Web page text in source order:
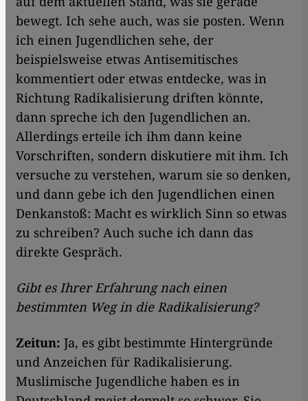
bewegt. Ich sehe auch, was sie posten. Wenn
ich einen Jugendlichen sehe, der
beispielsweise etwas Antisemitisches
kommentiert oder etwas entdecke, was in
Richtung Radikalisierung driften könnte,
dann spreche ich den Jugendlichen an.
Allerdings erteile ich ihm dann keine
Vorschriften, sondern diskutiere mit ihm. Ich
versuche zu verstehen, warum sie so denken,
und dann gebe ich den Jugendlichen einen
Denkanstoß: Macht es wirklich Sinn so etwas
zu schreiben? Auch suche ich dann das
direkte Gespräch.
Gibt es Ihrer Erfahrung nach einen
bestimmten Weg in die Radikalisierung?
Zeitun: Ja, es gibt bestimmte Hintergründe
und Anzeichen für Radikalisierung.
Muslimische Jugendliche haben es in